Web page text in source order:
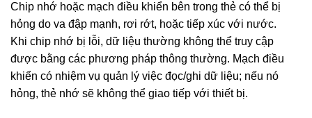
Chip nhớ hoặc mạch điều khiển bên trong thẻ có thể bị
hỏng do va đập mạnh, rơi rớt, hoặc tiếp xúc với nước.
Khi chip nhớ bị lỗi, dữ liệu thường không thể truy cập
được bằng các phương pháp thông thường. Mạch điều
khiển có nhiệm vụ quản lý việc đọc/ghi dữ liệu; nếu nó
hỏng, thẻ nhớ sẽ không thể giao tiếp với thiết bị.